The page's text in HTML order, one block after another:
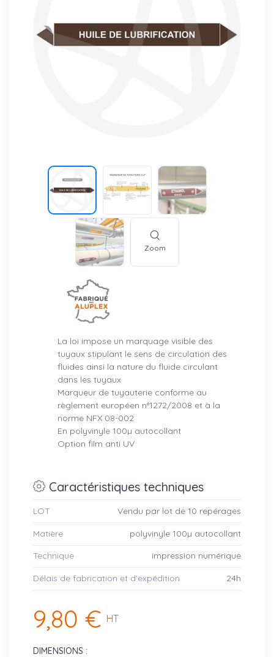
Zoom
La loi impose un marquage visible des
tuyaux stipulant le sens de circulation des
fluides ainsi la nature du fluide circulant
dans les tuyaux
Marqueur de tuyauterie conforme au
règlement européen n°1272/2008 et à la
norme NFX 08-002
En polyvinyle 100µ autocollant
Option film anti UV
Caractéristiques techniques
LOT Vendu par lot de 10 repérages
Matière polyvinyle 100µ autocollant
Technique impression numérique
Délais de fabrication et d’expédition 24h
9,80 € HT
DIMENSIONS :